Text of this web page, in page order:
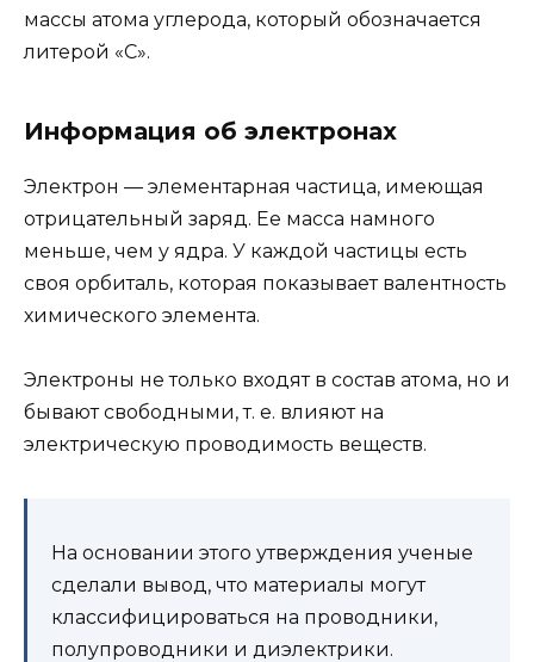
массы атома углерода, который обозначается
литерой «С».
Информация об электронах
Электрон — элементарная частица, имеющая
отрицательный заряд. Ее масса намного
меньше, чем у ядра. У каждой частицы есть
своя орбиталь, которая показывает валентность
химического элемента.
Электроны не только входят в состав атома, но и
бывают свободными, т. е. влияют на
электрическую проводимость веществ.
На основании этого утверждения ученые
сделали вывод, что материалы могут
классифицироваться на проводники,
полупроводники и диэлектрики.